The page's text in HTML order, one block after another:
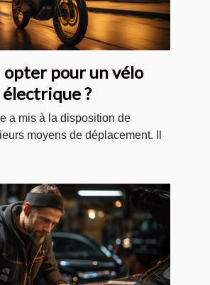
opter pour un vélo
?
a mis à la disposition de
moyens de déplacement. Il